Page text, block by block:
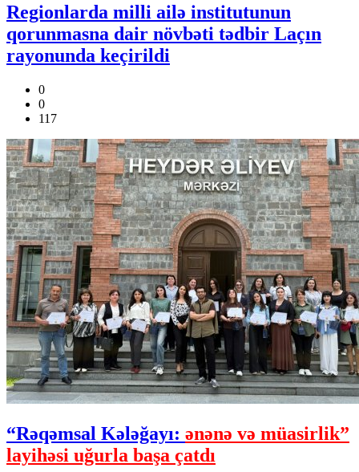
Regionlarda milli ailə institutunun
qorunmasna dair növbəti tədbir Laçın
rayonunda keçirildi
0
0
117
“Rəqəmsal Kələğayı: ənənə və müasirlik”
layihəsi uğurla başa çatdı